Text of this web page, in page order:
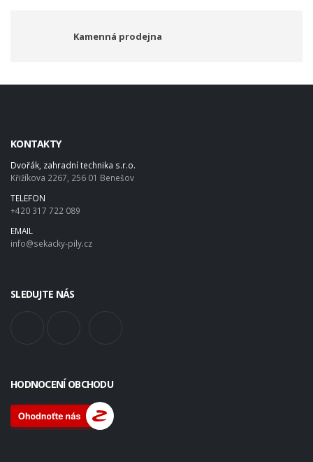
Kamenná prodejna
KONTAKTY
Dvořák, zahradní technika s.r.o.
Křižíkova 2267, 256 01 Benešov
TELEFON
+420 317 722 089
EMAIL
info@sekacky-pily.cz
SLEDUJTE NÁS
HODNOCENÍ OBCHODU